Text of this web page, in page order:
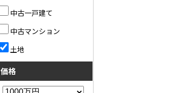
中古一戸建て
中古マンション
土地
価格